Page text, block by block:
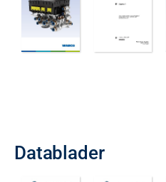
Datablader